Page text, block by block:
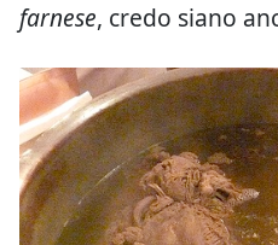
farnese, credo siano